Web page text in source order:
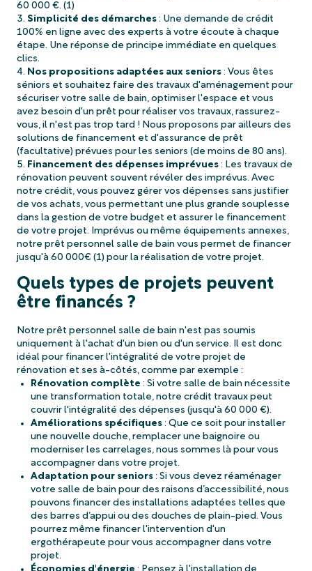
60 000 €. (1)
Simplicité des démarches : Une demande de crédit
100% en ligne avec des experts à votre écoute à chaque
étape. Une réponse de principe immédiate en quelques
clics.
Nos propositions adaptées aux seniors : Vous êtes
séniors et souhaitez faire des travaux d'aménagement pour
sécuriser votre salle de bain, optimiser l'espace et vous
avez besoin d'un prêt pour réaliser vos travaux, rassurez-
vous, il n'est pas trop tard ! Nous proposons par ailleurs des
solutions de financement et d'assurance de prêt
(facultative) prévues pour les seniors (de moins de 80 ans).
Financement des dépenses imprévues : Les travaux de
rénovation peuvent souvent révéler des imprévus. Avec
notre crédit, vous pouvez gérer vos dépenses sans justifier
de vos achats, vous permettant une plus grande souplesse
dans la gestion de votre budget et assurer le financement
de votre projet. Imprévus ou même équipements annexes,
notre prêt personnel salle de bain vous permet de financer
jusqu'à 60 000€ (1) pour la réalisation de votre projet.
Quels types de projets peuvent
être financés ?
Notre prêt personnel salle de bain n'est pas soumis
uniquement à l'achat d'un bien ou d'un service. Il est donc
idéal pour financer l'intégralité de votre projet de
rénovation et ses à-côtés, comme par exemple :
Rénovation complète : Si votre salle de bain nécessite
une transformation totale, notre crédit travaux peut
couvrir l'intégralité des dépenses (jusqu'à 60 000 €).
Améliorations spécifiques : Que ce soit pour installer
une nouvelle douche, remplacer une baignoire ou
moderniser les carrelages, nous sommes là pour vous
accompagner dans votre projet.
Adaptation pour seniors : Si vous devez réaménager
votre salle de bain pour des raisons d’accessibilité, nous
pouvons financer des installations adaptées telles que
des barres d’appui ou des douches de plain-pied. Vous
pourrez même financer l'intervention d'un
ergothérapeute pour vous accompagner dans votre
projet.